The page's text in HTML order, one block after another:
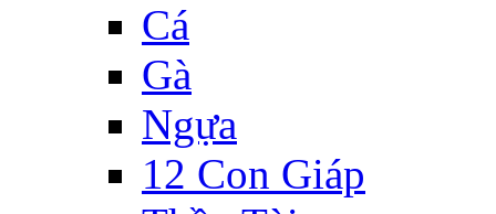
Cá
Gà
Ngựa
12 Con Giáp